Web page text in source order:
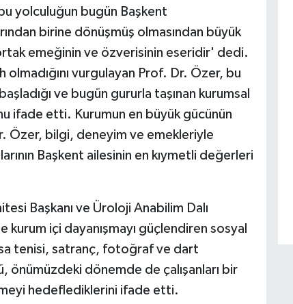
yolculuğun bugün Başkent
birine dönüşmüş olmasından büyük
emeğinin ve özverisinin eseridir' dedi.
olmadığını vurgulayan Prof. Dr. Özer, bu
ve bugün gururla taşınan kurumsal
ifade etti. Kurumun en büyük gücünün
Özer, bilgi, deneyim ve emekleriyle
Başkent ailesinin en kıymetli değerleri
Başkanı ve Üroloji Anabilim Dalı
içi dayanışmayı güçlendiren sosyal
tenisi, satranç, fotoğraf ve dart
önümüzdeki dönemde de çalışanları bir
hedeflediklerini ifade etti.